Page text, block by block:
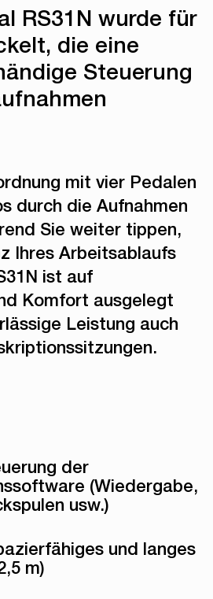
RS31N wurde für
die eine
Steuerung
mit vier Pedalen
durch die Aufnahmen
Sie weiter tippen,
Ihres Arbeitsablaufs
ist auf
Komfort ausgelegt
Leistung auch
der
(Wiedergabe,
usw.)
und langes
m)